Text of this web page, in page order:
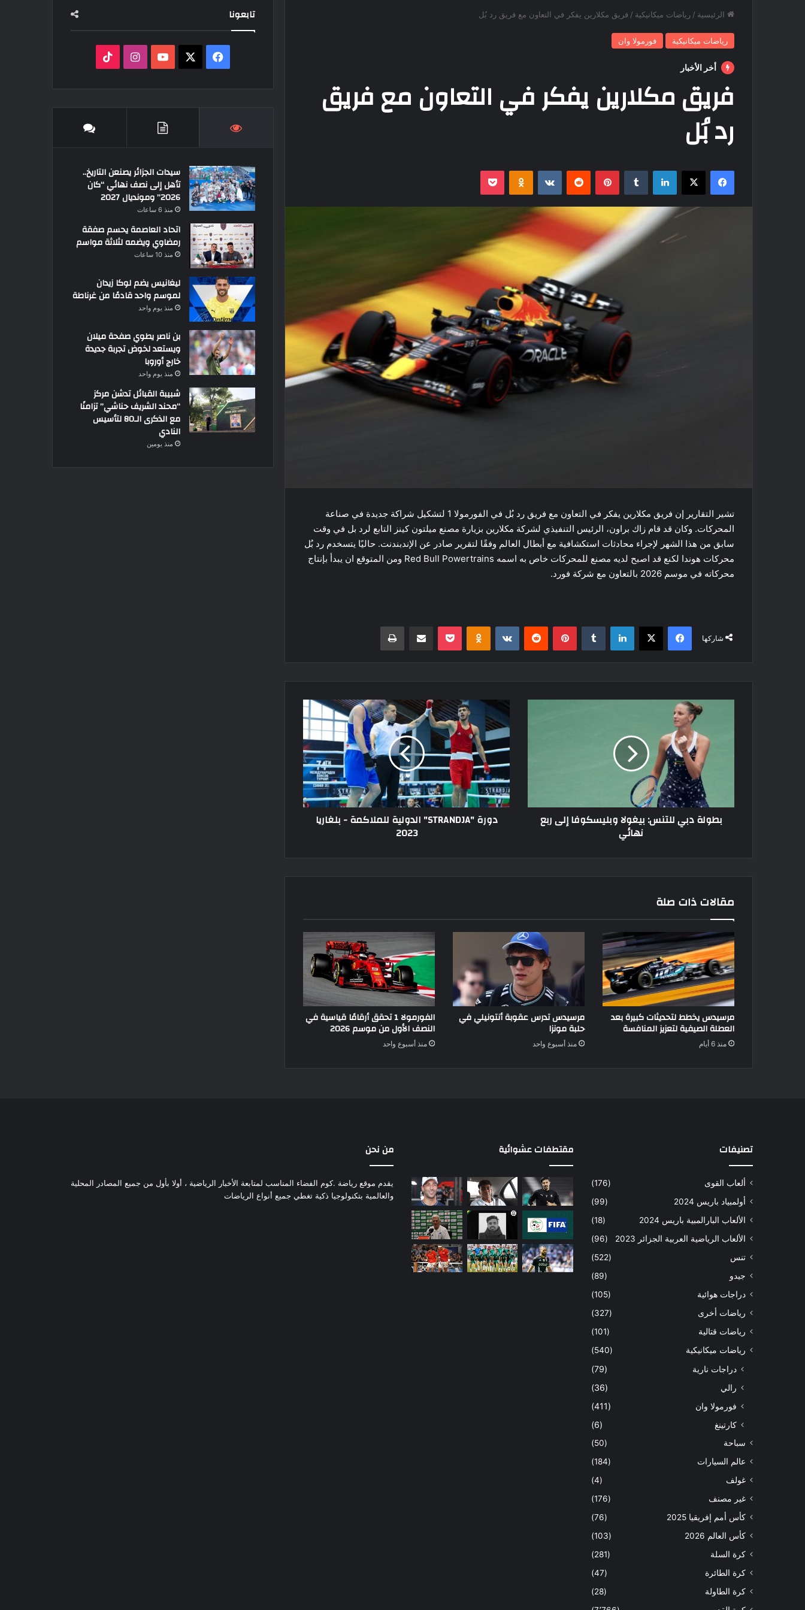
الرئيسية / رياضات ميكانيكية / فريق مكلارين يفكر في التعاون مع فريق رد بُل
رياضات ميكانيكية فورمولا وان
أخر الأخبار
فريق مكلارين يفكر في التعاون مع فريق
رد بُل
فيسبوك ‫X لينكدإن بينتيريست Odnoklassniki
‫Pocket
تشير التقارير إن فريق مكلارين يفكر في التعاون مع فريق رد بُل في الفورمولا 1 لتشكيل شراكة جديدة في صناعة
المحركات. وكان قد قام زاك براون، الرئيس التنفيذي لشركة مكلارين بزيارة مصنع ميلتون كينز التابع لرد بل في وقت
سابق من هذا الشهر لإجراء محادثات استكشافية مع أبطال العالم وفقًا لتقرير صادر عن الإندبندنت. حاليًا يتسخدم رد بُل
محركات هوندا لكنع قد اصبح لديه مصنع للمحركات خاص به اسمه Red Bull Powertrains ومن المتوقع ان يبدأ بإنتاج
محركاته في موسم 2026 بالتعاون مع شركة فورد.
شاركها
فيسبوك ‫X لينكدإن بينتيريست Odnoklassniki
‫Pocket مشاركة عبر البريد طباعة
وبليسكوفا
بطولة دبي للتنس: بيغولا وبليسكوفا إلى ربع
نهائي
"STRANDJA"
الدولية
للملاكمة
بلغاريا
2023
دورة "STRANDJA" الدولية للملاكمة - بلغاريا
2023
مقالات ذات صلة
مرسيدس يخطط لتحديثات كبيرة بعد
العطلة الصيفية لتعزيز المنافسة
منذ 6 أيام
مرسيدس تدرس عقوبة أنتونيلي في
حلبة مونزا
منذ أسبوع واحد
الفورمولا 1 تحقق أرقامًا قياسية في
النصف الأول من موسم 2026
منذ أسبوع واحد
تابعونا
فيسبوك ‫YouTubeانستقرام
سيدات الجزائر يصنعن التاريخ..
تأهل إلى نصف نهائي “كان
2026” ومونديال 2027
منذ 6 ساعات
اتحاد العاصمة يحسم صفقة
رمضاوي ويضمه لثلاثة مواسم
منذ 10 ساعات
ليغانيس يضم لوكا زيدان
لموسم واحد قادمًا من غرناطة
منذ يوم واحد
بن ناصر يطوي صفحة ميلان
ويستعد لخوض تجربة جديدة
خارج أوروبا
منذ يوم واحد
شبيبة القبائل تدشن مركز
“محند الشريف حناشي” تزامنًا
مع الذكرى الـ80 لتأسيس
النادي
منذ يومين
تصنيفات
ألعاب القوى
(176)
أولمبياد باريس 2024
(99)
الألعاب البارالمبية باريس 2024
(18)
الألعاب الرياضية العربية الجزائر 2023
(96)
تنس
(522)
جيدو
(89)
دراجات هوائية
(105)
رياضات أخرى
(327)
رياضات قتالية
(101)
رياضات ميكانيكية
(540)
دراجات نارية
(79)
رالي
(36)
فورمولا وان
(411)
كارتينغ
(6)
سباحة
(50)
عالم السيارات
(184)
غولف
(4)
غير مصنف
(176)
كأس أمم إفريقيا 2025
(76)
كأس العالم 2026
(103)
كرة السلة
(281)
كرة الطائرة
(47)
كرة الطاولة
(28)
مقتطفات عشوائية من نحن
يقدم موقع رياضة .كوم الفضاء المناسب لمتابعة الأخبار الرياضية ، أولا بأول من جميع المصادر المحلية
والعالمية بتكنولوجيا ذكية تغطي جميع أنواع الرياضات